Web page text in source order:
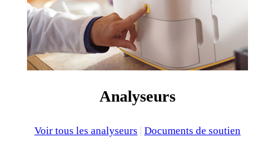
Analyseurs
Voir tous les analyseurs | Documents de soutien